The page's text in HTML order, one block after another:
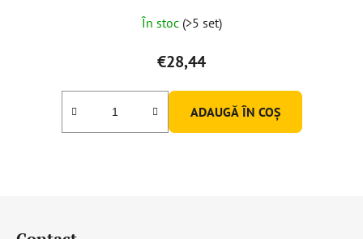
În stoc (>5 set)
€28,44
ADAUGĂ ÎN COŞ